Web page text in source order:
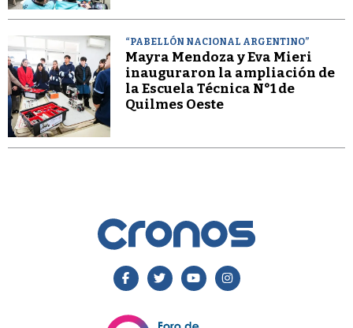
“PABELLÓN NACIONAL ARGENTINO”
Mayra Mendoza y Eva Mieri
inauguraron la ampliación de
la Escuela Técnica N°1 de
Quilmes Oeste